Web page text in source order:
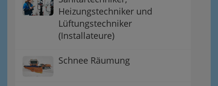
Heizungstechniker und
Lüftungstechniker
(Installateure)
Schnee Räumung